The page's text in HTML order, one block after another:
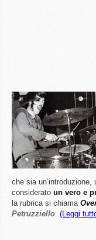
che sia
considerato un vero e
la rubrica si chiama
Petruzziello. (Leggi